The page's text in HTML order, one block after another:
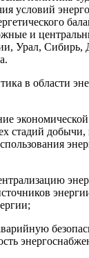
условий
и
Урал, Сибирь,
в области
экономической
стадий добычи,